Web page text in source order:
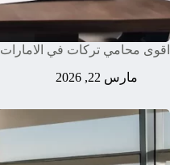
اقوى محامي تركات في الامارات
مارس 22, 2026